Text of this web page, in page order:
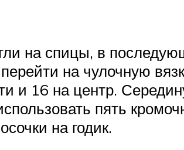
на спицы, в
на чулочную
и 16 на центр.
пять
на годик.